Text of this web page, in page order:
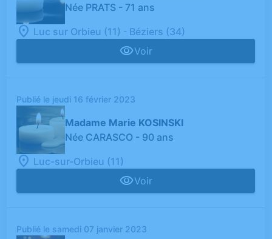
Née PRATS - 71 ans
Luc sur Orbieu (11) - Béziers (34)
Voir
Publié le jeudi 16 février 2023
Madame Marie KOSINSKI
Née CARASCO - 90 ans
Luc-sur-Orbieu (11)
Voir
Publié le samedi 07 janvier 2023